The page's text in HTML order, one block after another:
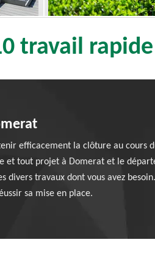
travail
efficacement la clôture au cours
et tout projet à Domerat et le
divers travaux dont vous avez
sa mise en place.